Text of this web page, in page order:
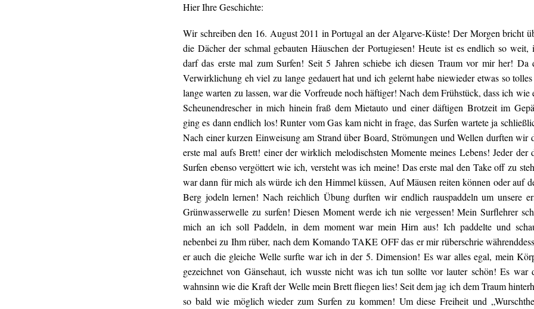
Hier Ihre Geschichte:
Wir schreiben den 16. August 2011 in Portugal an der Algarve-Küste! Der Morgen bricht
die Dächer der schmal gebauten Häuschen der Portugiesen! Heute ist es endlich so weit,
darf das erste mal zum Surfen! Seit 5 Jahren schiebe ich diesen Traum vor mir her! Da
Verwirklichung eh viel zu lange gedauert hat und ich gelernt habe niewieder etwas so
lange warten zu lassen, war die Vorfreude noch häftiger! Nach dem Frühstück, dass ich wie
Scheunendrescher in mich hinein fraß dem Mietauto und einer däftigen Brotzeit im
ging es dann endlich los! Runter vom Gas kam nicht in frage, das Surfen wartete ja
Nach einer kurzen Einweisung am Strand über Board, Strömungen und Wellen durften wir
erste mal aufs Brett! einer der wirklich melodischsten Momente meines Lebens! Jeder der
Surfen ebenso vergöttert wie ich, versteht was ich meine! Das erste mal den Take off zu
war dann für mich als würde ich den Himmel küssen, Auf Mäusen reiten können oder auf
Berg jodeln lernen! Nach reichlich Übung durften wir endlich rauspaddeln um unsere
Grünwasserwelle zu surfen! Diesen Moment werde ich nie vergessen! Mein Surflehrer
mich an ich soll Paddeln, in dem moment war mein Hirn aus! Ich paddelte und
nebenbei zu Ihm rüber, nach dem Komando TAKE OFF das er mir rüberschrie
er auch die gleiche Welle surfte war ich in der 5. Dimension! Es war alles egal, mein
gezeichnet von Gänsehaut, ich wusste nicht was ich tun sollte vor lauter schön! Es war
wahnsinn wie die Kraft der Welle mein Brett fliegen lies! Seit dem jag ich dem Traum
so bald wie möglich wieder zum Surfen zu kommen! Um diese Freiheit und